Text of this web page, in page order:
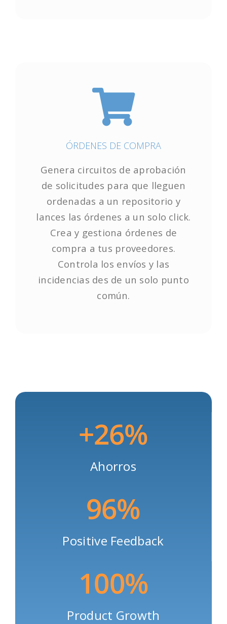
ÓRDENES DE COMPRA
Genera circuitos de aprobación
de solicitudes para que lleguen
ordenadas a un repositorio y
lances las órdenes a un solo click.
Crea y gestiona órdenes de
compra a tus proveedores.
Controla los envíos y las
incidencias des de un solo punto
común.
ÓRDENES DE COMPRA
Genera circuitos de aprobación
de solicitudes para que lleguen
ordenadas a un repositorio y
lances las órdenes a un solo click.
Crea y gestiona órdenes de
compra a tus proveedores.
Controla los envíos y las
incidencias des de un solo punto
común.
+26%
Ahorros
96%
Positive Feedback
100%
Product Growth